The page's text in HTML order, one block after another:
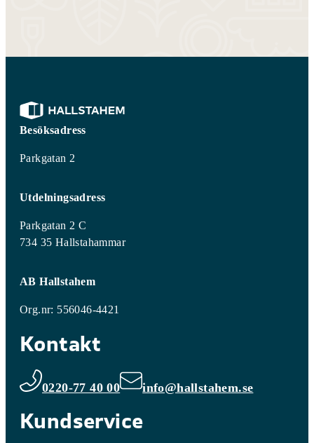
Besöksadress
Parkgatan 2
Utdelningsadress
Parkgatan 2 C
734 35 Hallstahammar
AB Hallstahem
Org.nr: 556046-4421
Kontakt
0220-77 40 00 info@hallstahem.se
Kundservice